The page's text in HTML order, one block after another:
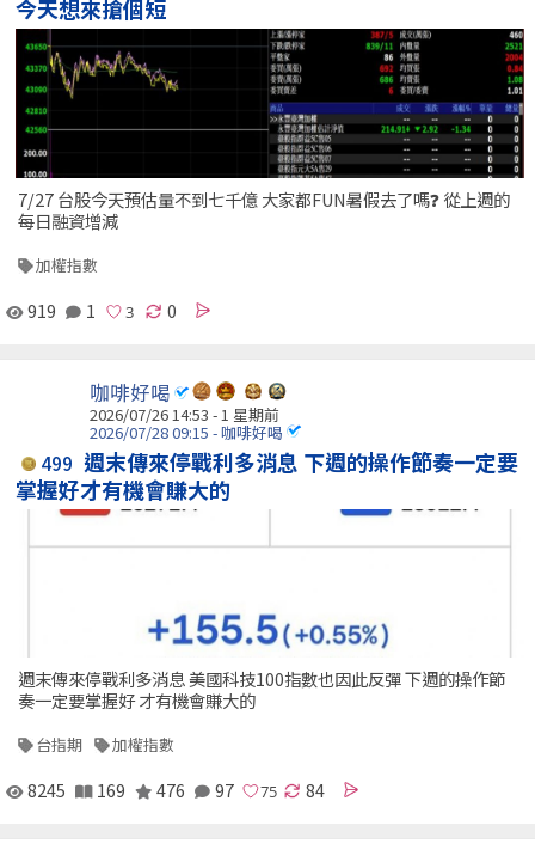
今天想來搶個短
7/27 台股今天預估量不到七千億 大家都FUN暑假去了嗎❓ 從上週的
每日融資增減
加權指數
919 1 0
咖啡好喝
2026/07/26 14:53 - 1 星期前
2026/07/28 09:15 - 咖啡好喝
499 週末傳來停戰利多消息 下週的操作節奏一定要
掌握好才有機會賺大的
週末傳來停戰利多消息 美國科技100指數也因此反彈 下週的操作節
奏一定要掌握好 才有機會賺大的
台指期 加權指數
8245 169 476 97 84